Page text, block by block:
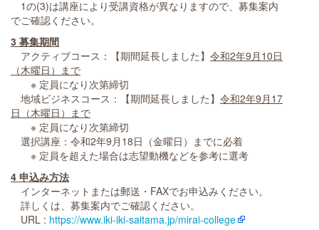
1の(3)は講座により受講資格が異なりますので、募集案内
でご確認ください。
3 募集期間
アクティブコース：【期間延長しました】 令和2年9月10日
（木曜日）まで
※ 定員になり次第締切
地域ビジネスコース：【期間延長しました】 令和2年9月17
日（木曜日）まで
※ 定員になり次第締切
選択講座：令和2年9月18日（金曜日）までに必着
※ 定員を超えた場合は志望動機などを参考に選考
4 申込み方法
インターネットまたは郵送・FAXでお申込みください。
詳しくは、募集案内でご確認ください。
URL : https://www.iki-iki-saitama.jp/mirai-college